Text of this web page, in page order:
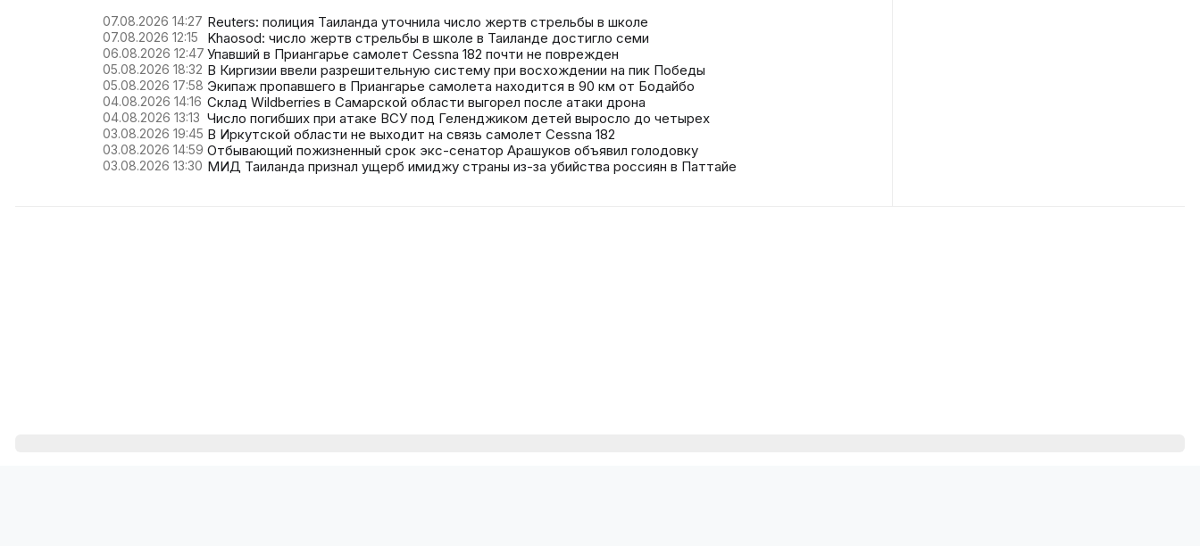
07.08.2026 14:27 Reuters: полиция Таиланда уточнила число жертв стрельбы в школе
07.08.2026 12:15 Khaosod: число жертв стрельбы в школе в Таиланде достигло семи
06.08.2026 12:47 Упавший в Приангарье самолет Cessna 182 почти не поврежден
05.08.2026 18:32 В Киргизии ввели разрешительную систему при восхождении на пик Победы
05.08.2026 17:58 Экипаж пропавшего в Приангарье самолета находится в 90 км от Бодайбо
04.08.2026 14:16 Склад Wildberries в Самарской области выгорел после атаки дрона
04.08.2026 13:13 Число погибших при атаке ВСУ под Геленджиком детей выросло до четырех
03.08.2026 19:45 В Иркутской области не выходит на связь самолет Cessna 182
03.08.2026 14:59 Отбывающий пожизненный срок экс-сенатор Арашуков объявил голодовку
03.08.2026 13:30 МИД Таиланда признал ущерб имиджу страны из-за убийства россиян в Паттайе